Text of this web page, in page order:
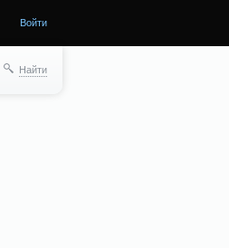
Войти
Найти